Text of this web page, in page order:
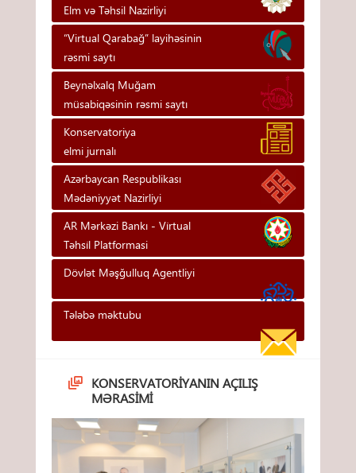
Elm və Təhsil Nazirliyi
“Virtual Qarabağ” layihəsinin
rəsmi saytı
Beynəlxalq Muğam
müsabiqəsinin rəsmi saytı
Konservatoriya
elmi jurnalı
Azərbaycan Respublikası
Mədəniyyət Nazirliyi
AR Mərkəzi Bankı - Vi̇rtual
Təhsi̇l Platformasi
Dövlət Məşğulluq Agentliyi
Tələbə məktubu
KONSERVATORIYANIN AÇILIŞ
MƏRASIMI